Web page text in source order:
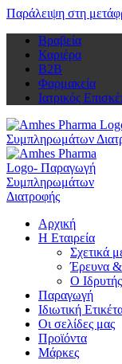
Παράλειψη στη
Βραβεία
Καριέρα
Β2Β
Φαρμακεία
Ιατρικός
Αρχική
Η Εταιρεία
Σχετικά
Έρευνα
Ο Ιδρυτής
Παραγωγή
Ιδιωτική
Οι σελίδες μας
Προϊόντα
Μάρκες